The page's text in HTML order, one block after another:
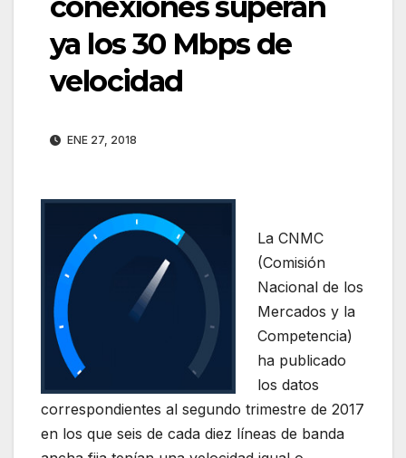
conexiones superan
ya los 30 Mbps de
velocidad
ENE 27, 2018
La CNMC
(Comisión
Nacional de los
Mercados y la
Competencia)
ha publicado
los datos
correspondientes al segundo trimestre de 2017
en los que seis de cada diez líneas de banda